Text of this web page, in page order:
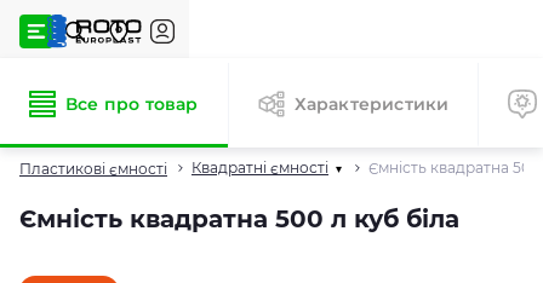
Пластикові ємності Квадратні ємності ▾ Ємність квадратна
Ємність квадратна 500 л куб біла
Все про товар Характеристики